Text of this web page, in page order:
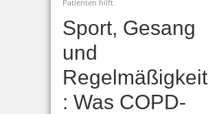
Patienten hilft
Sport, Gesang
und
Regelmäßigkeit
: Was COPD-